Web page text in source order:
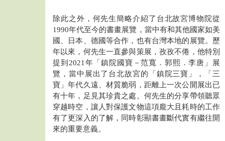
除此之外，何先生簡略介紹了台北故宮博物院從
1990年代至今的書畫展覽，當中有和其他國家如美
國、日本、德國等合作，也有台灣本地的展覽。歷
年以來，何先生一直參與策展，孜孜不倦，他特別
提到2021年「鎮院國寶－范寬．郭熙．李唐」展
覽，當中展出了台北故宮的「鎮院三寶」，「三
寶」年代久遠、材質脆弱，距離上一次公開展出已
有十年，足見其珍貴之處。何先生的分享帶領聽眾
穿越時空，讓人對保護文物這項龐大且耗時的工作
有了更深入的了解，同時彰顯書畫斷代實有繼往開
來的重要意義。